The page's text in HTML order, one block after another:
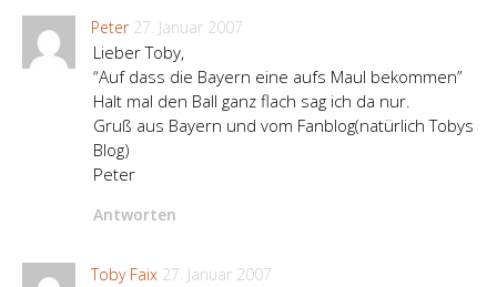
Peter 27. Januar 2007
Lieber Toby,
“Auf dass die Bayern eine aufs Maul bekommen”
Halt mal den Ball ganz flach sag ich da nur.
Gruß aus Bayern und vom Fanblog(natürlich Tobys
Blog)
Peter
Antworten
Toby Faix 27. Januar 2007